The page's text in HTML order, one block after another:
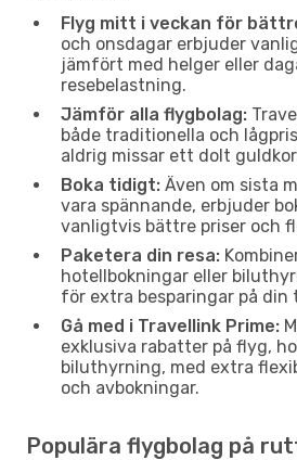
Flyg mitt i veckan för
och onsdagar erbjuder
jämfört med helger eller
resebelastning.
Jämför alla flygbolag:
både traditionella och
aldrig missar ett dolt
Boka tidigt: Även om sista
vara spännande, erbjuder
vanligtvis bättre priser och
Paketera din resa:
hotellbokningar eller
för extra besparingar på din
Gå med i Travellink Prime:
exklusiva rabatter på flyg,
biluthyrning, med extra
och avbokningar.
Populära flygbolag på